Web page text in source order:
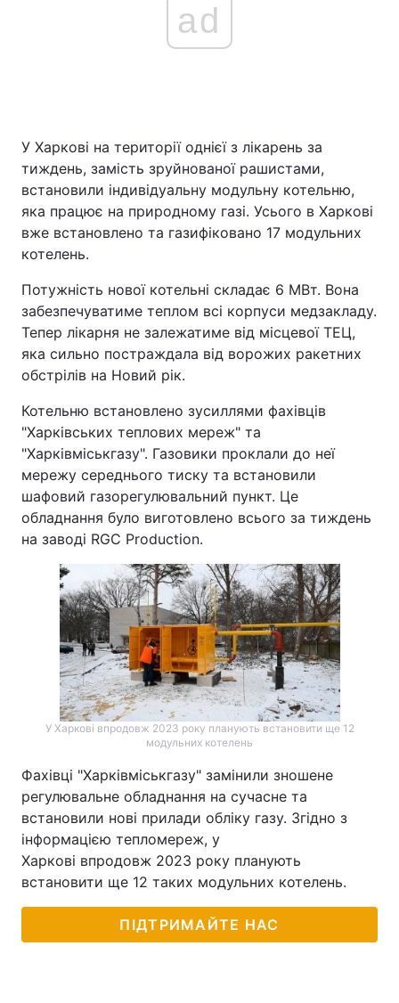
ad
У Харкові на території однієї з лікарень за
тиждень, замість зруйнованої рашистами,
встановили індивідуальну модульну котельню,
яка працює на природному газі. Усього в Харкові
вже встановлено та газифіковано 17 модульних
котелень.
Потужність нової котельні складає 6 МВт. Вона
забезпечуватиме теплом всі корпуси медзакладу.
Тепер лікарня не залежатиме від місцевої ТЕЦ,
яка сильно постраждала від ворожих ракетних
обстрілів на Новий рік.
Котельню встановлено зусиллями фахівців
"Харківських теплових мереж" та
"Харківміськгазу". Газовики проклали до неї
мережу середнього тиску та встановили
шафовий газорегулювальний пункт. Це
обладнання було виготовлено всього за тиждень
на заводі RGC Production.
У Харкові впродовж 2023 року планують встановити ще 12
модульних котелень
Фахівці "Харківміськгазу" замінили зношене
регулювальне обладнання на сучасне та
встановили нові прилади обліку газу. Згідно з
інформацією тепломереж, у
Харкові впродовж 2023 року планують
встановити ще 12 таких модульних котелень.
ПІДТРИМАЙТЕ НАС